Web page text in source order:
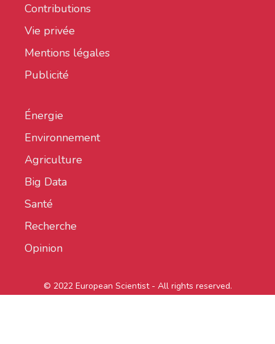
Contributions
Vie privée
Mentions légales
Publicité
Énergie
Environnement
Agriculture
Big Data
Santé
Recherche
Opinion
© 2022 European Scientist - All rights reserved.